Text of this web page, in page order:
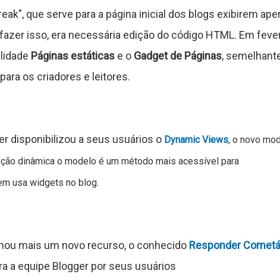
que serve para a página inicial dos blogs exibirem
isso, era necessária edição do código HTML. Em
Páginas estáticase o Gadget de Páginas,
os criadores e leitores.
disponibilizou a seus usuários o Dynamic Views, o novo
dinâmica o modelo é um método mais acessível para
usa widgets no blog.
mais um novo recurso, o conhecido Responder
a equipe Blogger por seus usuários